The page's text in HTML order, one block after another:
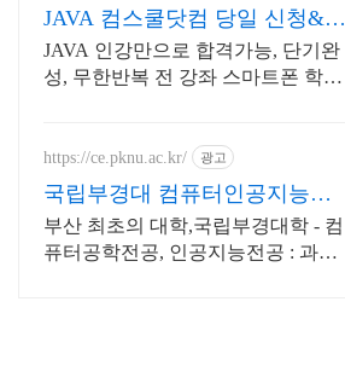
JAVA 컴스쿨닷컴 당일 신청&결
제시 기프티콘!
JAVA 인강만으로 합격가능, 단기완
성, 무한반복 전 강좌 스마트폰 학습
https://ce.pknu.ac.kr/ 광고
국립부경대 컴퓨터인공지능학
부
부산 최초의 대학,국립부경대학 - 컴
퓨터공학전공, 인공지능전공 : 과학